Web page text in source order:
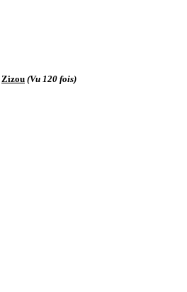
Zizou (Vu 120 fois)